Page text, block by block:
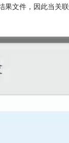
果文件，因此当关